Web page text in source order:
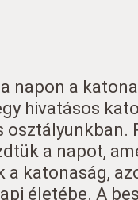
napon a
hivatásos
osztályunkban.
a napot,
katonaság,
életébe. A